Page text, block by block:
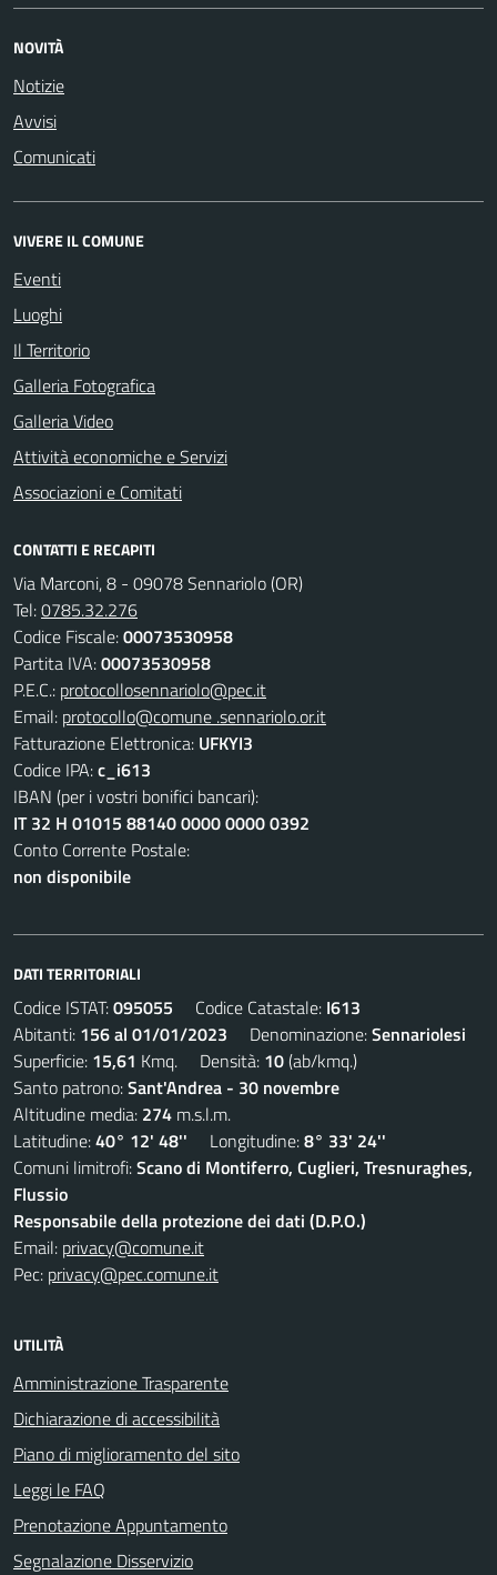
NOVITÀ
Notizie
Avvisi
Comunicati
VIVERE IL COMUNE
Eventi
Luoghi
Il Territorio
Galleria Fotografica
Galleria Video
Attività economiche e Servizi
Associazioni e Comitati
CONTATTI E RECAPITI
Via Marconi, 8 - 09078 Sennariolo (OR)
Tel:0785.32.276
Codice Fiscale:00073530958
Partita IVA:00073530958
P.E.C.: protocollosennariolo@pec.it
Email: protocollo@comune .sennariolo.or.it
Fatturazione Elettronica: UFKYI3
Codice IPA:c_i613
IBAN (per i vostri bonifici bancari):
IT 32 H 01015 88140 0000 0000 0392
Conto Corrente Postale:
non disponibile
DATI TERRITORIALI
Codice ISTAT:095055 Codice Catastale: I613
Abitanti: 156 al 01/01/2023 Denominazione:Sennariolesi
Superficie: 15,61 Kmq. Densità: 10(ab/kmq.)
Santo patrono:Sant'Andrea - 30 novembre
Altitudine media: 274 m.s.l.m.
Latitudine:40° 12' 48'' Longitudine:8° 33' 24''
Comuni limitrofi:Scano di Montiferro, Cuglieri, Tresnuraghes,
Flussio
Responsabile della protezione dei dati (D.P.O.)
Email: privacy@comune.it
Pec: privacy@pec.comune.it
UTILITÀ
Amministrazione Trasparente
Dichiarazione di accessibilità
Piano di miglioramento del sito
Leggi le FAQ
Prenotazione Appuntamento
Segnalazione Disservizio